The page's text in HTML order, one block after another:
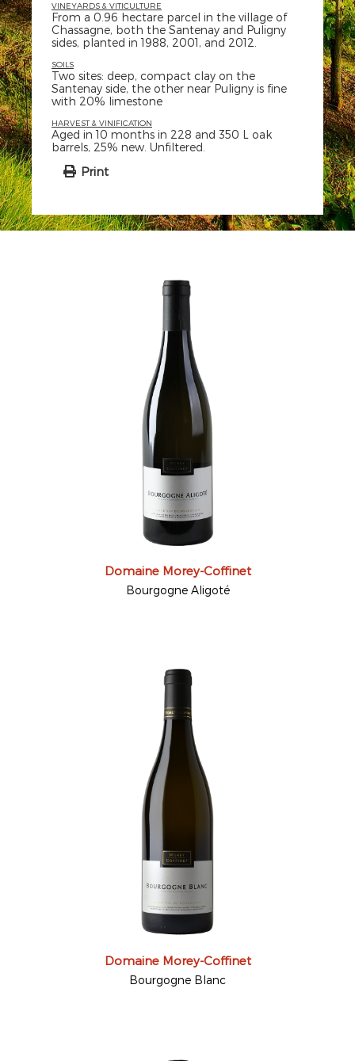
VINEYARDS & VITICULTURE
From a 0.96 hectare parcel in the village of
Chassagne, both the Santenay and Puligny
sides, planted in 1988, 2001, and 2012.
SOILS
Two sites: deep, compact clay on the
Santenay side, the other near Puligny is fine
with 20% limestone
HARVEST & VINIFICATION
Aged in 10 months in 228 and 350 L oak
barrels, 25% new. Unfiltered.
Print
Domaine Morey-Coffinet
Bourgogne Aligoté
Domaine Morey-Coffinet
Bourgogne Blanc